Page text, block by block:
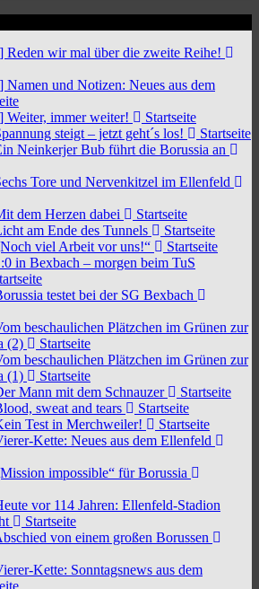
Reden wir mal über die zweite Reihe!
Namen und Notizen: Neues aus dem
Weiter, immer weiter!
Startseite
steigt – jetzt geht´s los!
Startseite
Neinkerjer Bub führt die Borussia an
Tore und Nervenkitzel im Ellenfeld
dem Herzen dabei
Startseite
am Ende des Tunnels
Startseite
viel Arbeit vor uns!“
Startseite
in Bexbach – morgen beim TuS
testet bei der SG Bexbach
beschaulichen Plätzchen im Grünen zur
(2)
Startseite
beschaulichen Plätzchen im Grünen zur
(1)
Startseite
Mann mit dem Schnauzer
Startseite
sweat and tears
Startseite
Test in Merchweiler!
Startseite
Kette: Neues aus dem Ellenfeld
impossible“ für Borussia
vor 114 Jahren: Ellenfeld-Stadion
Startseite
von einem großen Borussen
Kette: Sonntagsnews aus dem